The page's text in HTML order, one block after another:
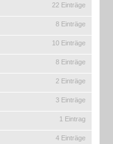
22 Einträge
8 Einträge
10 Einträge
8 Einträge
2 Einträge
3 Einträge
1 Eintrag
4 Einträge